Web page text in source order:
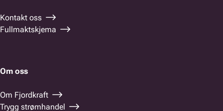
Kontakt oss
Fullmaktskjema
Om oss
Om Fjordkraft
Trygg strømhandel